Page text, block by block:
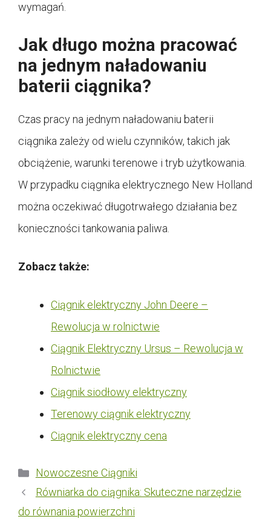
wymagań.
Jak długo można pracować
na jednym naładowaniu
baterii ciągnika?
Czas pracy na jednym naładowaniu baterii
ciągnika zależy od wielu czynników, takich jak
obciążenie, warunki terenowe i tryb użytkowania.
W przypadku ciągnika elektrycznego New Holland
można oczekiwać długotrwałego działania bez
konieczności tankowania paliwa.
Zobacz także:
Ciągnik elektryczny John Deere –
Rewolucja w rolnictwie
Ciągnik Elektryczny Ursus – Rewolucja w
Rolnictwie
Ciągnik siodłowy elektryczny
Terenowy ciągnik elektryczny
Ciągnik elektryczny cena
Kategorie
Nowoczesne Ciągniki
Równiarka do ciągnika: Skuteczne narzędzie
do równania powierzchni